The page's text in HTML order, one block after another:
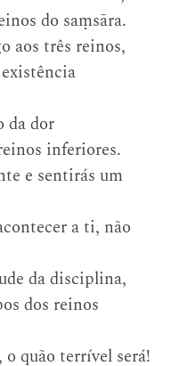
do saṃsāra.
aos três reinos,
da dor
inferiores.
e sentirás um
a ti, não
da disciplina,
dos reinos
o quão terrível será!